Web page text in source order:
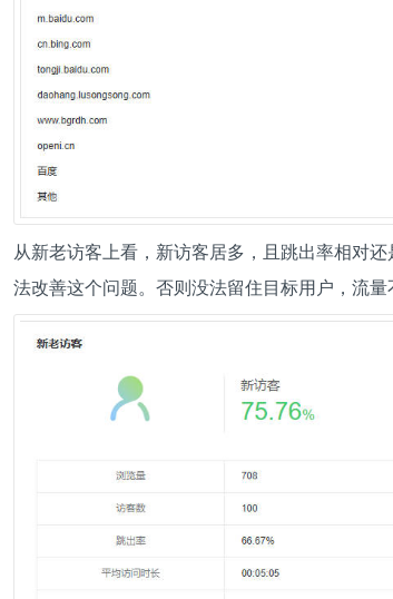
从新老访客上看，新访客居多，且跳出率相对
法改善这个问题。否则没法留住目标用户，流量